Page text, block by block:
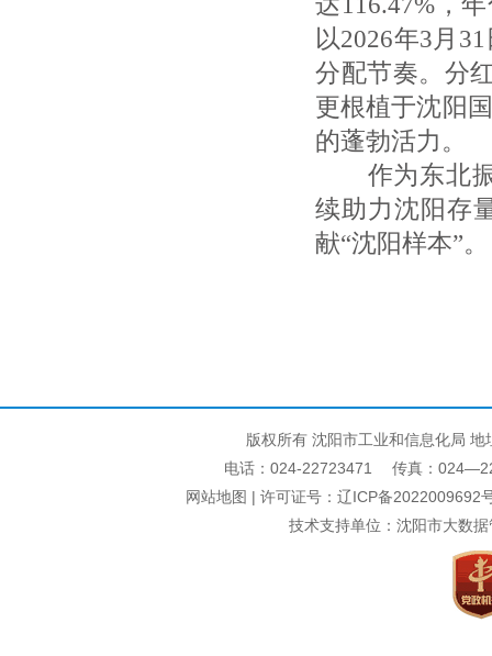
以2026年3月
分配节奏。分
更根植于沈阳
的蓬勃活力。
作为东北振
续助力沈阳存
献“沈阳样本”。
版权所有 沈阳市工业和信息化局
电话：024-22723471 传真：
网站地图 | 许可证号： 辽ICP备2022009692
技术支持单位：沈阳市大数